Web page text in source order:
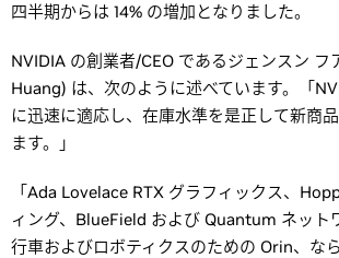
四半期からは 14% の増加となりました。
NVIDIA の創業者/CEO であるジェンスン フ
Huang) は、次のように述べています。「
に迅速に適応し、在庫水準を是正して新商
ます。」
「Ada Lovelace RTX グラフィックス、
ィング、BlueField および Quantum ネット
行車およびロボティクスのための Orin、な